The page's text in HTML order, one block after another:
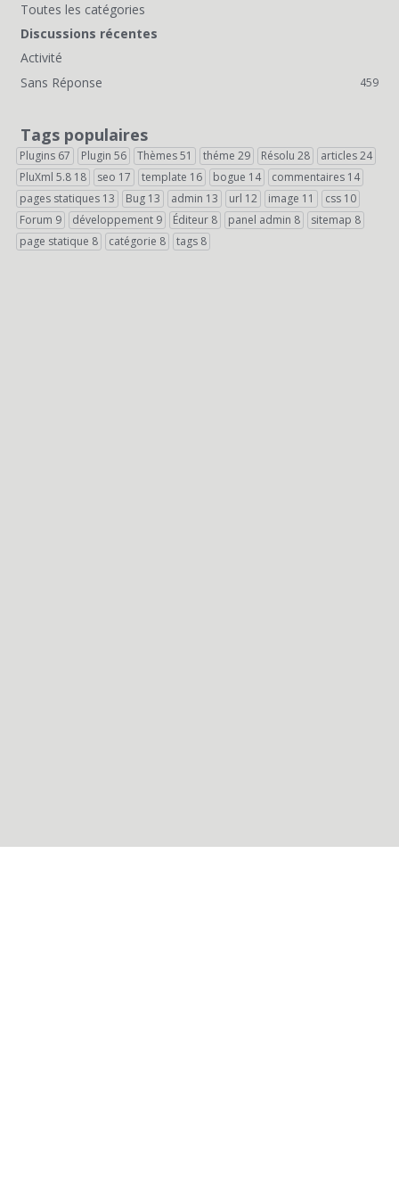
L
i
e
n
s
r
a
p
Toutes les catégories
Discussions récentes
Activité
Sans Réponse
459
Tags populaires
Plugins 67 Plugin 56 Thèmes51 théme 29 Résolu 28 articles24
PluXml 5.8 18 seo 17 template 16 bogue 14 commentaires 14
pages statiques 13 Bug 13 admin 13 url 12 image 11 css 10
Forum 9 développement 9 Éditeur 8 panel admin 8 sitemap 8
page statique 8 catégorie 8 tags 8